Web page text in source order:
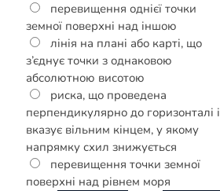
перевищення однієї точки
земної поверхні над іншою
лінія на плані або карті, що
з’єднує точки з однаковою
абсолютною висотою
риска, що проведена
перпендикулярно до горизонталі і
вказує вільним кінцем, у якому
напрямку схил знижується
перевищення точки земної
поверхні над рівнем моря